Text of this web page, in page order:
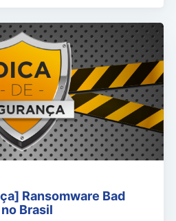
Ransomware Bad
Brasil
Buscar